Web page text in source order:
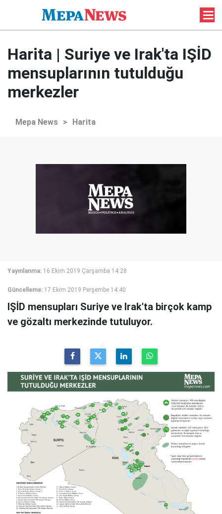
Harita | Suriye ve Irak'ta IŞİD
mensuplarının tutulduğu
merkezler
Mepa News > Harita
Yayınlanma: 16 Ekim 2019 Çarşamba 14:28
Güncelleme: 17 Ekim 2019 Perşembe 14:40
IŞİD mensupları Suriye ve Irak'ta birçok kamp
ve gözaltı merkezinde tutuluyor.